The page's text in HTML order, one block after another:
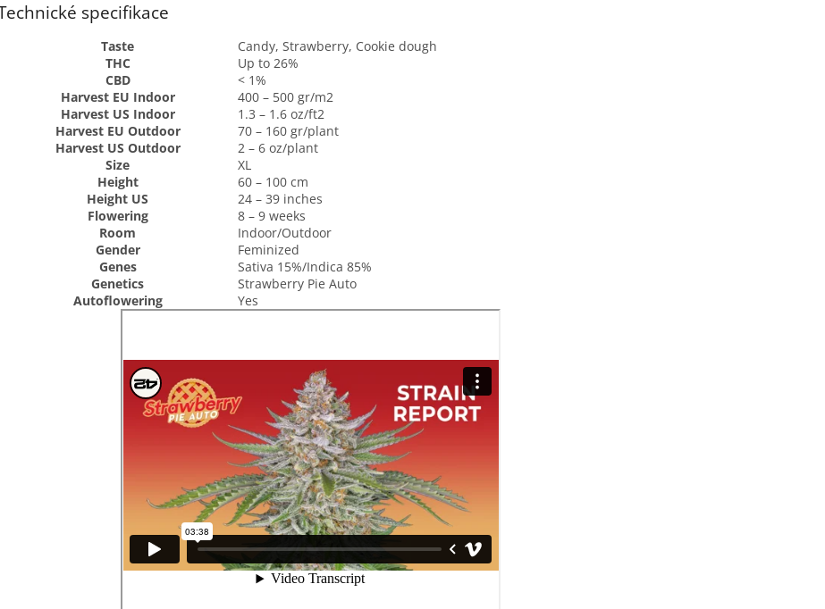
specifikace
Taste
Candy, Strawberry, Cookie dough
THC
Up to 26%
CBD
< 1%
Harvest EU Indoor
400 – 500 gr/m2
Harvest US Indoor
1.3 – 1.6 oz/ft2
Harvest EU Outdoor
70 – 160 gr/plant
Harvest US Outdoor
2 – 6 oz/plant
Size
XL
Height
60 – 100 cm
Height US
24 – 39 inches
Flowering
8 – 9 weeks
Room
Indoor/Outdoor
Gender
Feminized
Genes
Sativa 15%/Indica 85%
Genetics
Strawberry Pie Auto
Autoflowering
Yes